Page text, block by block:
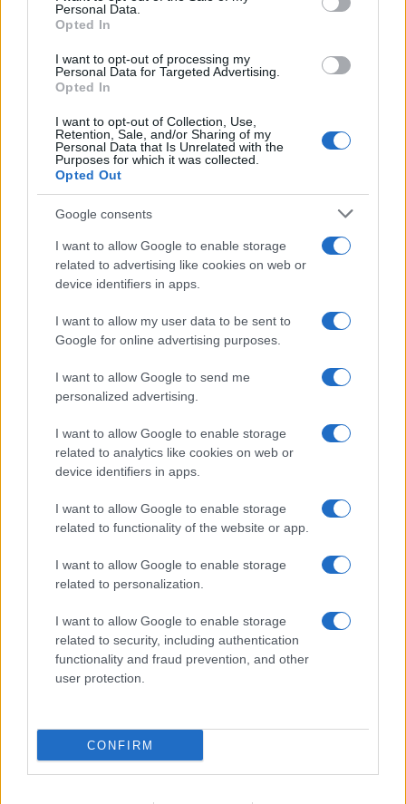
not limited to your visit or usage behaviour. You may click to
grant or deny consent to Google and its third-party tags to
consent section.
Personal Data.
Opted In
I want to opt-out of processing my
Personal Data for Targeted Advertising.
Opted In
I want to opt-out of Collection, Use,
Retention, Sale, and/or Sharing of my
Personal Data that Is Unrelated with the
Purposes for which it was collected.
Opted Out
Google consents
I want to allow Google to enable storage
related to advertising like cookies on web or
device identifiers in apps.
I want to allow my user data to be sent to
Google for online advertising purposes.
I want to allow Google to send me
personalized advertising.
I want to allow Google to enable storage
related to analytics like cookies on web or
device identifiers in apps.
I want to allow Google to enable storage
related to functionality of the website or app.
I want to allow Google to enable storage
related to personalization.
I want to allow Google to enable storage
related to security, including authentication
functionality and fraud prevention, and other
user protection.
CONFIRM
Miur Istruzione
Editore: Sergio De Napoli
Via De Liguori, 17 - Bari
P.IVA: 07032730728
Chi siamo
Redazione e Contatti